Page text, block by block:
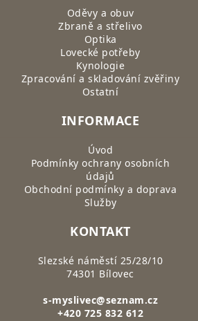
Oděvy a obuv
Zbraně a střelivo
Optika
Lovecké potřeby
Kynologie
Zpracování a skladování zvěřiny
Ostatní
INFORMACE
Úvod
Podmínky ochrany osobních
údajů
Obchodní podmínky a doprava
Služby
KONTAKT
Slezské náměstí 25/28/10
74301 Bílovec
s-myslivec@seznam.cz
+420 725 832 612